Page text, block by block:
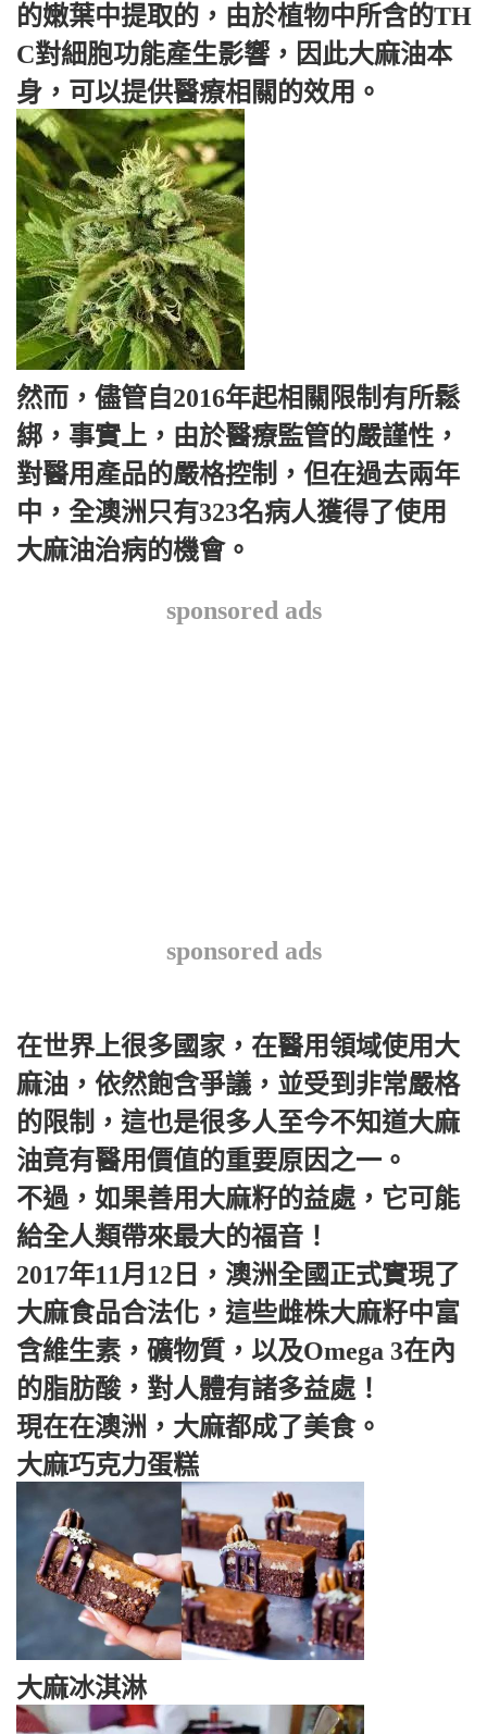
的嫩葉中提取的，由於植物中所含的TH
C對細胞功能產生影響，因此大麻油本
身，可以提供醫療相關的效用。
然而，儘管自2016年起相關限制有所鬆
綁，事實上，由於醫療監管的嚴謹性，
對醫用產品的嚴格控制，但在過去兩年
中，全澳洲只有323名病人獲得了使用
大麻油治病的機會。
sponsored ads
sponsored ads
在世界上很多國家，在醫用領域使用大
麻油，依然飽含爭議，並受到非常嚴格
的限制，這也是很多人至今不知道大麻
油竟有醫用價值的重要原因之一。
不過，如果善用大麻籽的益處，它可能
給全人類帶來最大的福音！
2017年11月12日，澳洲全國正式實現了
大麻食品合法化，這些雌株大麻籽中富
含維生素，礦物質，以及Omega 3在內
的脂肪酸，對人體有諸多益處！
現在在澳洲，大麻都成了美食。
大麻巧克力蛋糕
大麻冰淇淋